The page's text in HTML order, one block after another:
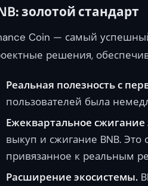
золотой стандарт
Coin — самый
решения,
Реальная полезность с
пользователей была
Ежеквартальное сжигание
выкуп и сжигание BNB. Это
привязанное к реальным
Расширение экосистемы.